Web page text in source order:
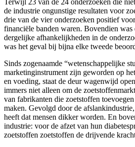
Terwijl 23 van de 24 onderzoeken die
de industrie ongunstige resultaten voor
drie van de vier onderzoeken positief
financiële banden waren. Bovendien was
dergelijke afhankelijkheden in de
was het geval bij bijna elke tweede
Sinds zogenaamde “wetenschappelijke
marketinginstrument zijn geworden op
en voeding, staat de deur wagenwijd
immers niet alleen om de
van fabrikanten die zoetstoffen
maken. Gevolgd door de
heeft dat mensen dikker worden. En
industrie: voor de afzet van hun
zoetstoffen zoetstoffen de drijvende